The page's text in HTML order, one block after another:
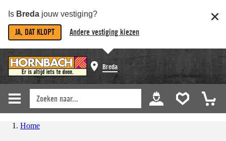
Is Breda jouw vestiging?
JA, DAT KLOPT Andere vestiging kiezen
Breda
Home